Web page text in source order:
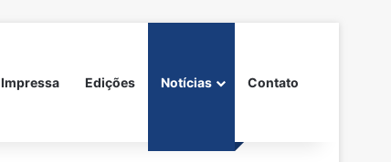
Impressa Edições Notícias Contato